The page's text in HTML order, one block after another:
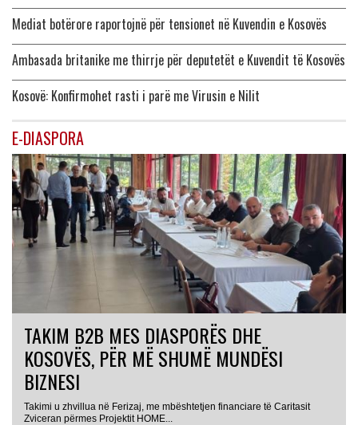
Mediat botërore raportojnë për tensionet në Kuvendin e Kosovës
Ambasada britanike me thirrje për deputetët e Kuvendit të Kosovës
Kosovë: Konfirmohet rasti i parë me Virusin e Nilit
E-DIASPORA
TAKIM B2B MES DIASPORËS DHE
KOSOVËS, PËR MË SHUMË MUNDËSI
BIZNESI
Takimi u zhvillua në Ferizaj, me mbështetjen financiare të Caritasit
Zviceran përmes Projektit HOME...